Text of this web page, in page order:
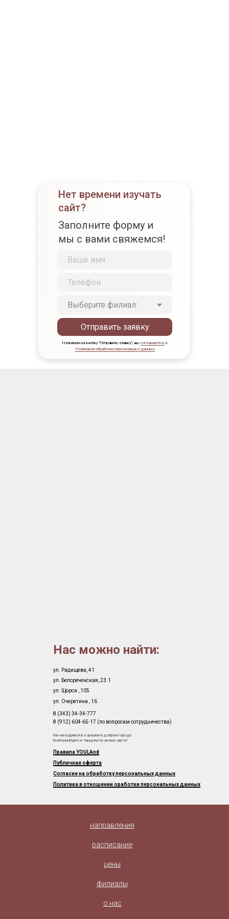
Нет времени изучать
сайт?
Заполните форму и
мы с вами свяжемся!
Отправить заявку
Нажимая на кнопку "Отправить заявку", вы соглашаетесь с
Политикой обработки персональных данных
Нас можно найти:
ул. Радищева, 41
ул. Белореченская, 23.1
ул. Щорса , 105
ул. Очеретина , 16
8 (912) 604-65-17 (по вопросам сотрудничества)
8 (343) 34-34-777
Мы находимся в хорошем и добром городе
Екатеринбурге и танцуем по всему свету!
Правила YOULAnd
Публичная оферта
Согласие на обработку персональных данных
Политика в отношении оработки персональных данных
направления
расписание
цены
филиалы
о нас